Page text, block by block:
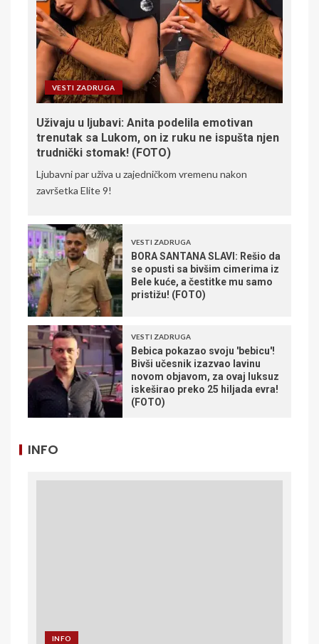
VESTI ZADRUGA
Uživaju u ljubavi: Anita podelila emotivan
trenutak sa Lukom, on iz ruku ne ispušta njen
trudnički stomak! (FOTO)
Ljubavni par uživa u zajedničkom vremenu nakon
završetka Elite 9!
VESTI ZADRUGA
BORA SANTANA SLAVI: Rešio da
se opusti sa bivšim cimerima iz
Bele kuće, a čestitke mu samo
pristižu! (FOTO)
VESTI ZADRUGA
Bebica pokazao svoju 'bebicu'!
Bivši učesnik izazvao lavinu
novom objavom, za ovaj luksuz
iskeširao preko 25 hiljada evra!
(FOTO)
INFO
INFO